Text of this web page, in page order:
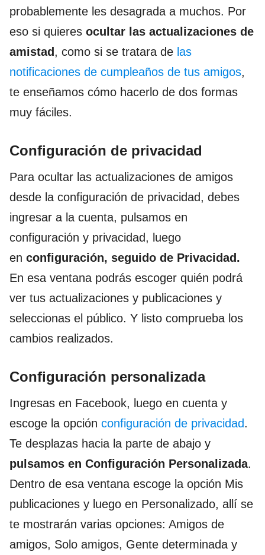
probablemente les desagrada a muchos. Por
eso si quieres ocultar las actualizaciones de
amistad , como si se tratara de las
notificaciones de cumpleaños de tus amigos,
te enseñamos cómo hacerlo de dos formas
muy fáciles.
Configuración de privacidad
Para ocultar las actualizaciones de amigos
desde la configuración de privacidad, debes
ingresar a la cuenta, pulsamos en
configuración y privacidad, luego
en configuración, seguido de Privacidad.
En esa ventana podrás escoger quién podrá
ver tus actualizaciones y publicaciones y
seleccionas el público. Y listo comprueba los
cambios realizados.
Configuración personalizada
Ingresas en Facebook, luego en cuenta y
escoge la opción configuración de privacidad.
Te desplazas hacia la parte de abajo y
pulsamos en Configuración Personalizada.
Dentro de esa ventana escoge la opción Mis
publicaciones y luego en Personalizado, allí se
te mostrarán varias opciones: Amigos de
amigos, Solo amigos, Gente determinada y